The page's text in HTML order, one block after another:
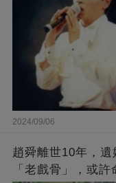
2024/09/06
趙舜離世10年，
「老戲骨」，或